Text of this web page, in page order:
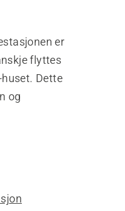
er
flyttes
Dette
og